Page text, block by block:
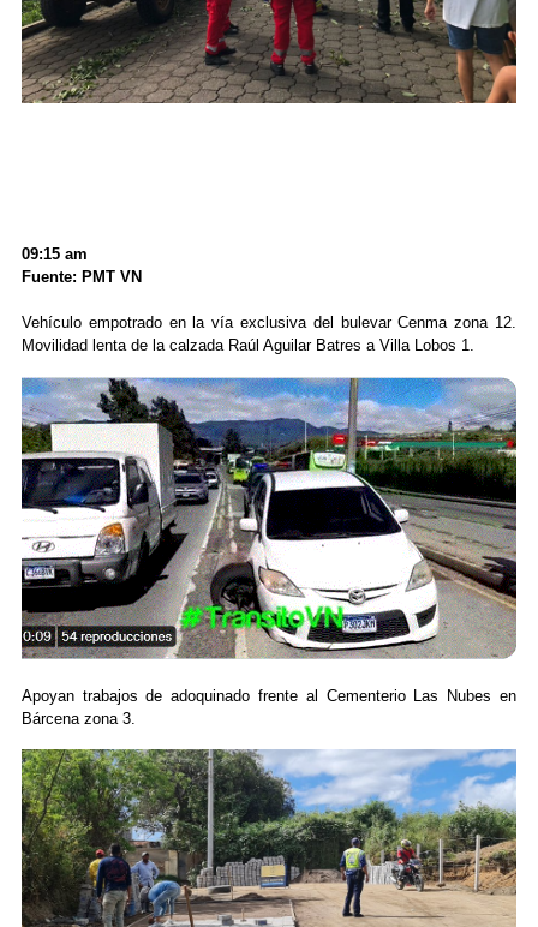
09:15 am
Fuente: PMT VN
Vehículo empotrado en la vía exclusiva del bulevar Cenma zona 12.
Movilidad lenta de la calzada Raúl Aguilar Batres a Villa Lobos 1.
Apoyan trabajos de adoquinado frente al Cementerio Las Nubes en
Bárcena zona 3.